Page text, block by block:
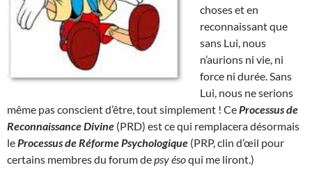
choses et en
reconnaissant que
sans Lui, nous
n’aurions ni vie, ni
force ni durée. Sans
Lui, nous ne serions
même pas conscient d’être, tout simplement ! Ce Processus de
Reconnaissance Divine (PRD) est ce qui remplacera désormais
le Processus de Réforme Psychologique (PRP, clin d’œil pour
certains membres du forum depsy ésoqui me liront.)